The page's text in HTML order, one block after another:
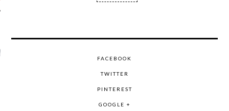
KARMA –
ANNIVERSAIRE
FACEBOOK
TWITTER
PINTEREST
GOOGLE +